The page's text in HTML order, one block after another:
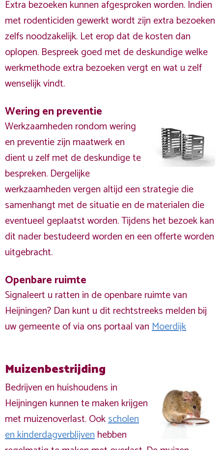
Extra bezoeken kunnen afgesproken worden. Indien
met rodenticiden gewerkt wordt zijn extra bezoeken
zelfs noodzakelijk. Let erop dat de kosten dan
oplopen. Bespreek goed met de deskundige welke
werkmethode extra bezoeken vergt en wat u zelf
wenselijk vindt.
Wering en preventie
Werkzaamheden rondom wering
en preventie zijn maatwerk en
dient u zelf met de deskundige te
bespreken. Dergelijke
werkzaamheden vergen altijd een strategie die
samenhangt met de situatie en de materialen die
eventueel geplaatst worden. Tijdens het bezoek kan
dit nader bestudeerd worden en een offerte worden
uitgebracht.
Openbare ruimte
Signaleert u ratten in de openbare ruimte van
Heijningen? Dan kunt u dit rechtstreeks melden bij
uw gemeente of via ons portaal vanMoerdijk
Muizenbestrijding
Bedrijven en huishoudens in
Heijningen kunnen te maken krijgen
met muizenoverlast. Ookscholen
en kinderdagverblijvenhebben